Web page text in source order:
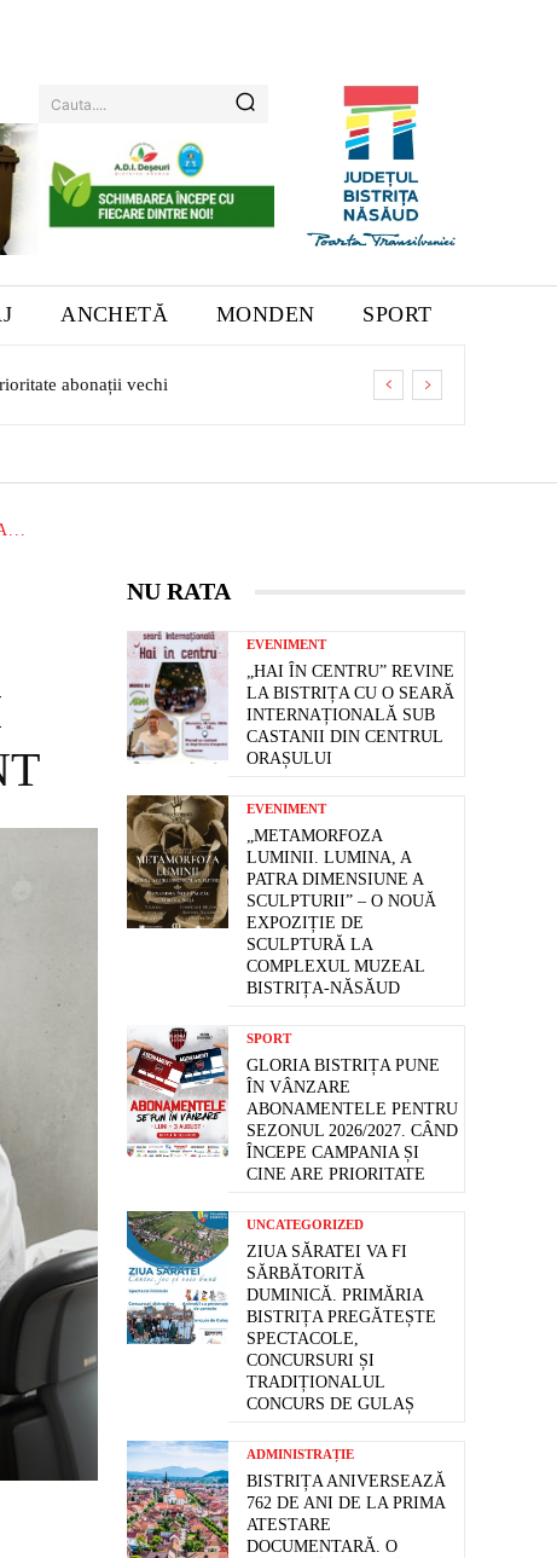
Cauta....
ANCHETĂ MONDEN SPORT
abonații vechi
NU RATA
EVENIMENT
„HAI ÎN CENTRU” REVINE
LA BISTRIȚA CU O SEARĂ
INTERNAȚIONALĂ SUB
CASTANII DIN CENTRUL
ORAȘULUI
EVENIMENT
„METAMORFOZA
LUMINII. LUMINA, A
PATRA DIMENSIUNE A
SCULPTURII” – O NOUĂ
EXPOZIȚIE DE
SCULPTURĂ LA
COMPLEXUL MUZEAL
BISTRIȚA-NĂSĂUD
SPORT
GLORIA BISTRIȚA PUNE
ÎN VÂNZARE
ABONAMENTELE PENTRU
SEZONUL 2026/2027. CÂND
ÎNCEPE CAMPANIA ȘI
CINE ARE PRIORITATE
UNCATEGORIZED
ZIUA SĂRATEI VA FI
SĂRBĂTORITĂ
DUMINICĂ. PRIMĂRIA
BISTRIȚA PREGĂTEȘTE
SPECTACOLE,
CONCURSURI ȘI
TRADIȚIONALUL
CONCURS DE GULAȘ
ADMINISTRAȚIE
BISTRIȚA ANIVERSEAZĂ
762 DE ANI DE LA PRIMA
ATESTARE
DOCUMENTARĂ. O